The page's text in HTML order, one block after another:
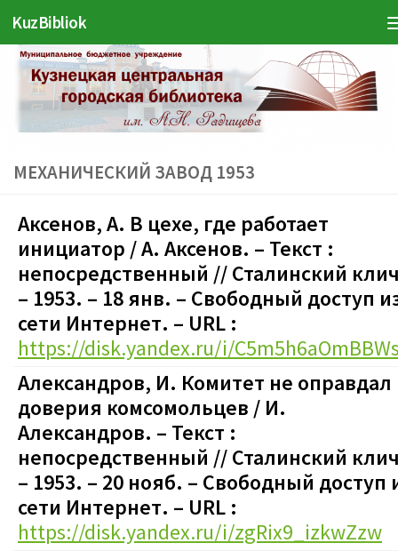
Перейти к содержимому
KuzBibliok
МЕХАНИЧЕСКИЙ ЗАВОД 1953
Аксенов, А. В цехе, где работает
инициатор / А. Аксенов. – Текст :
непосредственный // Сталинский
– 1953. – 18 янв. – Свободный доступ
сети Интернет. – URL :
https://disk.yandex.ru/i/
Александров, И. Комитет не оправдал
доверия комсомольцев / И.
Александров. – Текст :
непосредственный // Сталинский
– 1953. – 20 нояб. – Свободный доступ
сети Интернет. – URL :
https://disk.yandex.ru/i/zgRix9_izkwZzw